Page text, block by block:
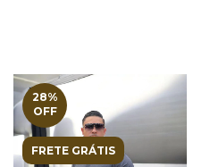
28%
OFF
FRETE GRÁTIS